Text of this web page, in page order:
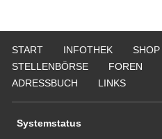
START INFOTHEK SHOP
STELLENBÖRSE
FOREN
ADRESSBUCH
LINKS
Systemstatus